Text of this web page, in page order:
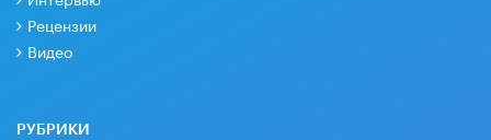
Рецензии
Видео
РУБРИКИ